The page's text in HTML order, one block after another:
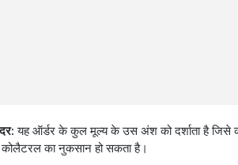
यह ऑर्डर के कुल मूल्य के उस अंश को दर्शाता है जिसे
कोलैटरल का नुकसान हो सकता है।